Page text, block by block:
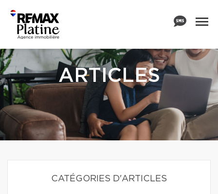
ARTICLES
CATÉGORIES D'ARTICLES